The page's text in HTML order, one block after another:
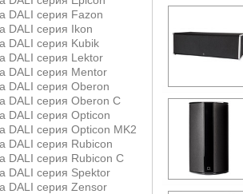
DALI серия Fazon
DALI серия Ikon
DALI серия Kubik
DALI серия Lektor
DALI серия Mentor
DALI серия Oberon
DALI серия Oberon С
DALI серия Opticon
DALI серия Opticon MK2
DALI серия Rubicon
DALI серия Rubicon С
DALI серия Spektor
DALI серия Zensor